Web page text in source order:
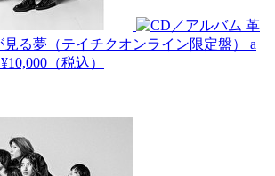
革
る夢（テイチクオンライン限定盤） a
¥10,000（税込）